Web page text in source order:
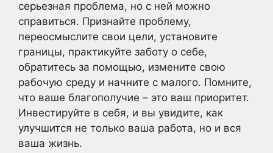
серьезная проблема, но с ней можно
справиться. Признайте проблему,
переосмыслите свои цели, установите
границы, практикуйте заботу о себе,
обратитесь за помощью, измените свою
рабочую среду и начните с малого. Помните,
что ваше благополучие – это ваш приоритет.
Инвестируйте в себя, и вы увидите, как
улучшится не только ваша работа, но и вся
ваша жизнь.